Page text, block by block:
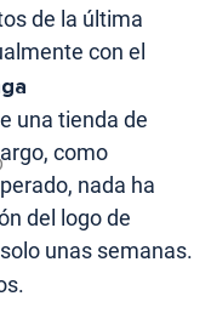
de la última
con el
una tienda de
como
nada ha
del logo de
unas semanas.